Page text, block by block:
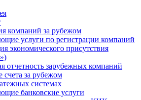
компаний за рубежом
услуги по регистрации компаний
экономического присутствия
отчетность зарубежных компаний
счета за рубежом
системах
банковские услуги